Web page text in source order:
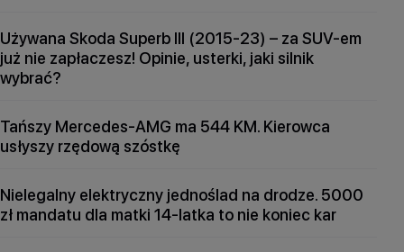
Używana Skoda Superb III (2015-23) – za SUV-em
już nie zapłaczesz! Opinie, usterki, jaki silnik
wybrać?
Tańszy Mercedes-AMG ma 544 KM. Kierowca
usłyszy rzędową szóstkę
Nielegalny elektryczny jednoślad na drodze. 5000
zł mandatu dla matki 14-latka to nie koniec kar